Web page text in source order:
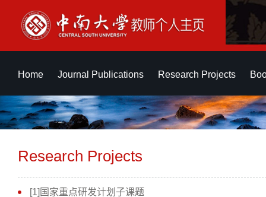
Home Journal Publications Research Projects
Research Projects
[1]国家重点研发计划子课题